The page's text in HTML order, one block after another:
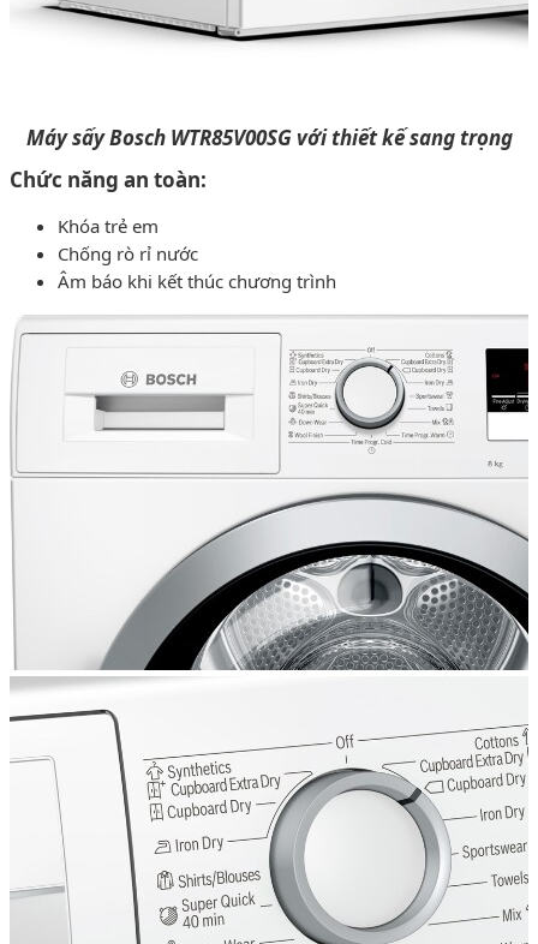
Máy sấy Bosch WTR85V00SG với thiết kế sang trọng
Chức năng an toàn:
Khóa trẻ em
Chống rò rỉ nước
Âm báo khi kết thúc chương trình